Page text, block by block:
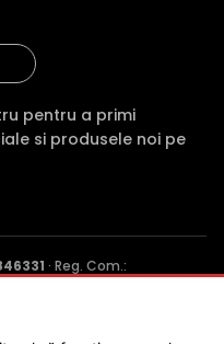
pentru a primi
si produsele noi pe
· Reg. Com.: